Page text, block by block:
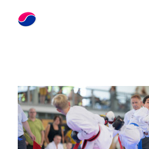
Zum
Inhalt